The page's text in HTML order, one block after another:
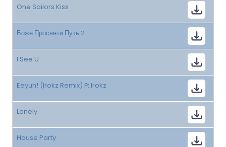
One Sailors Kiss
Боже Просвети Путь 2
I See U
Eeyuh! (Irokz Remix) Ft Irokz
Lonely
House Party